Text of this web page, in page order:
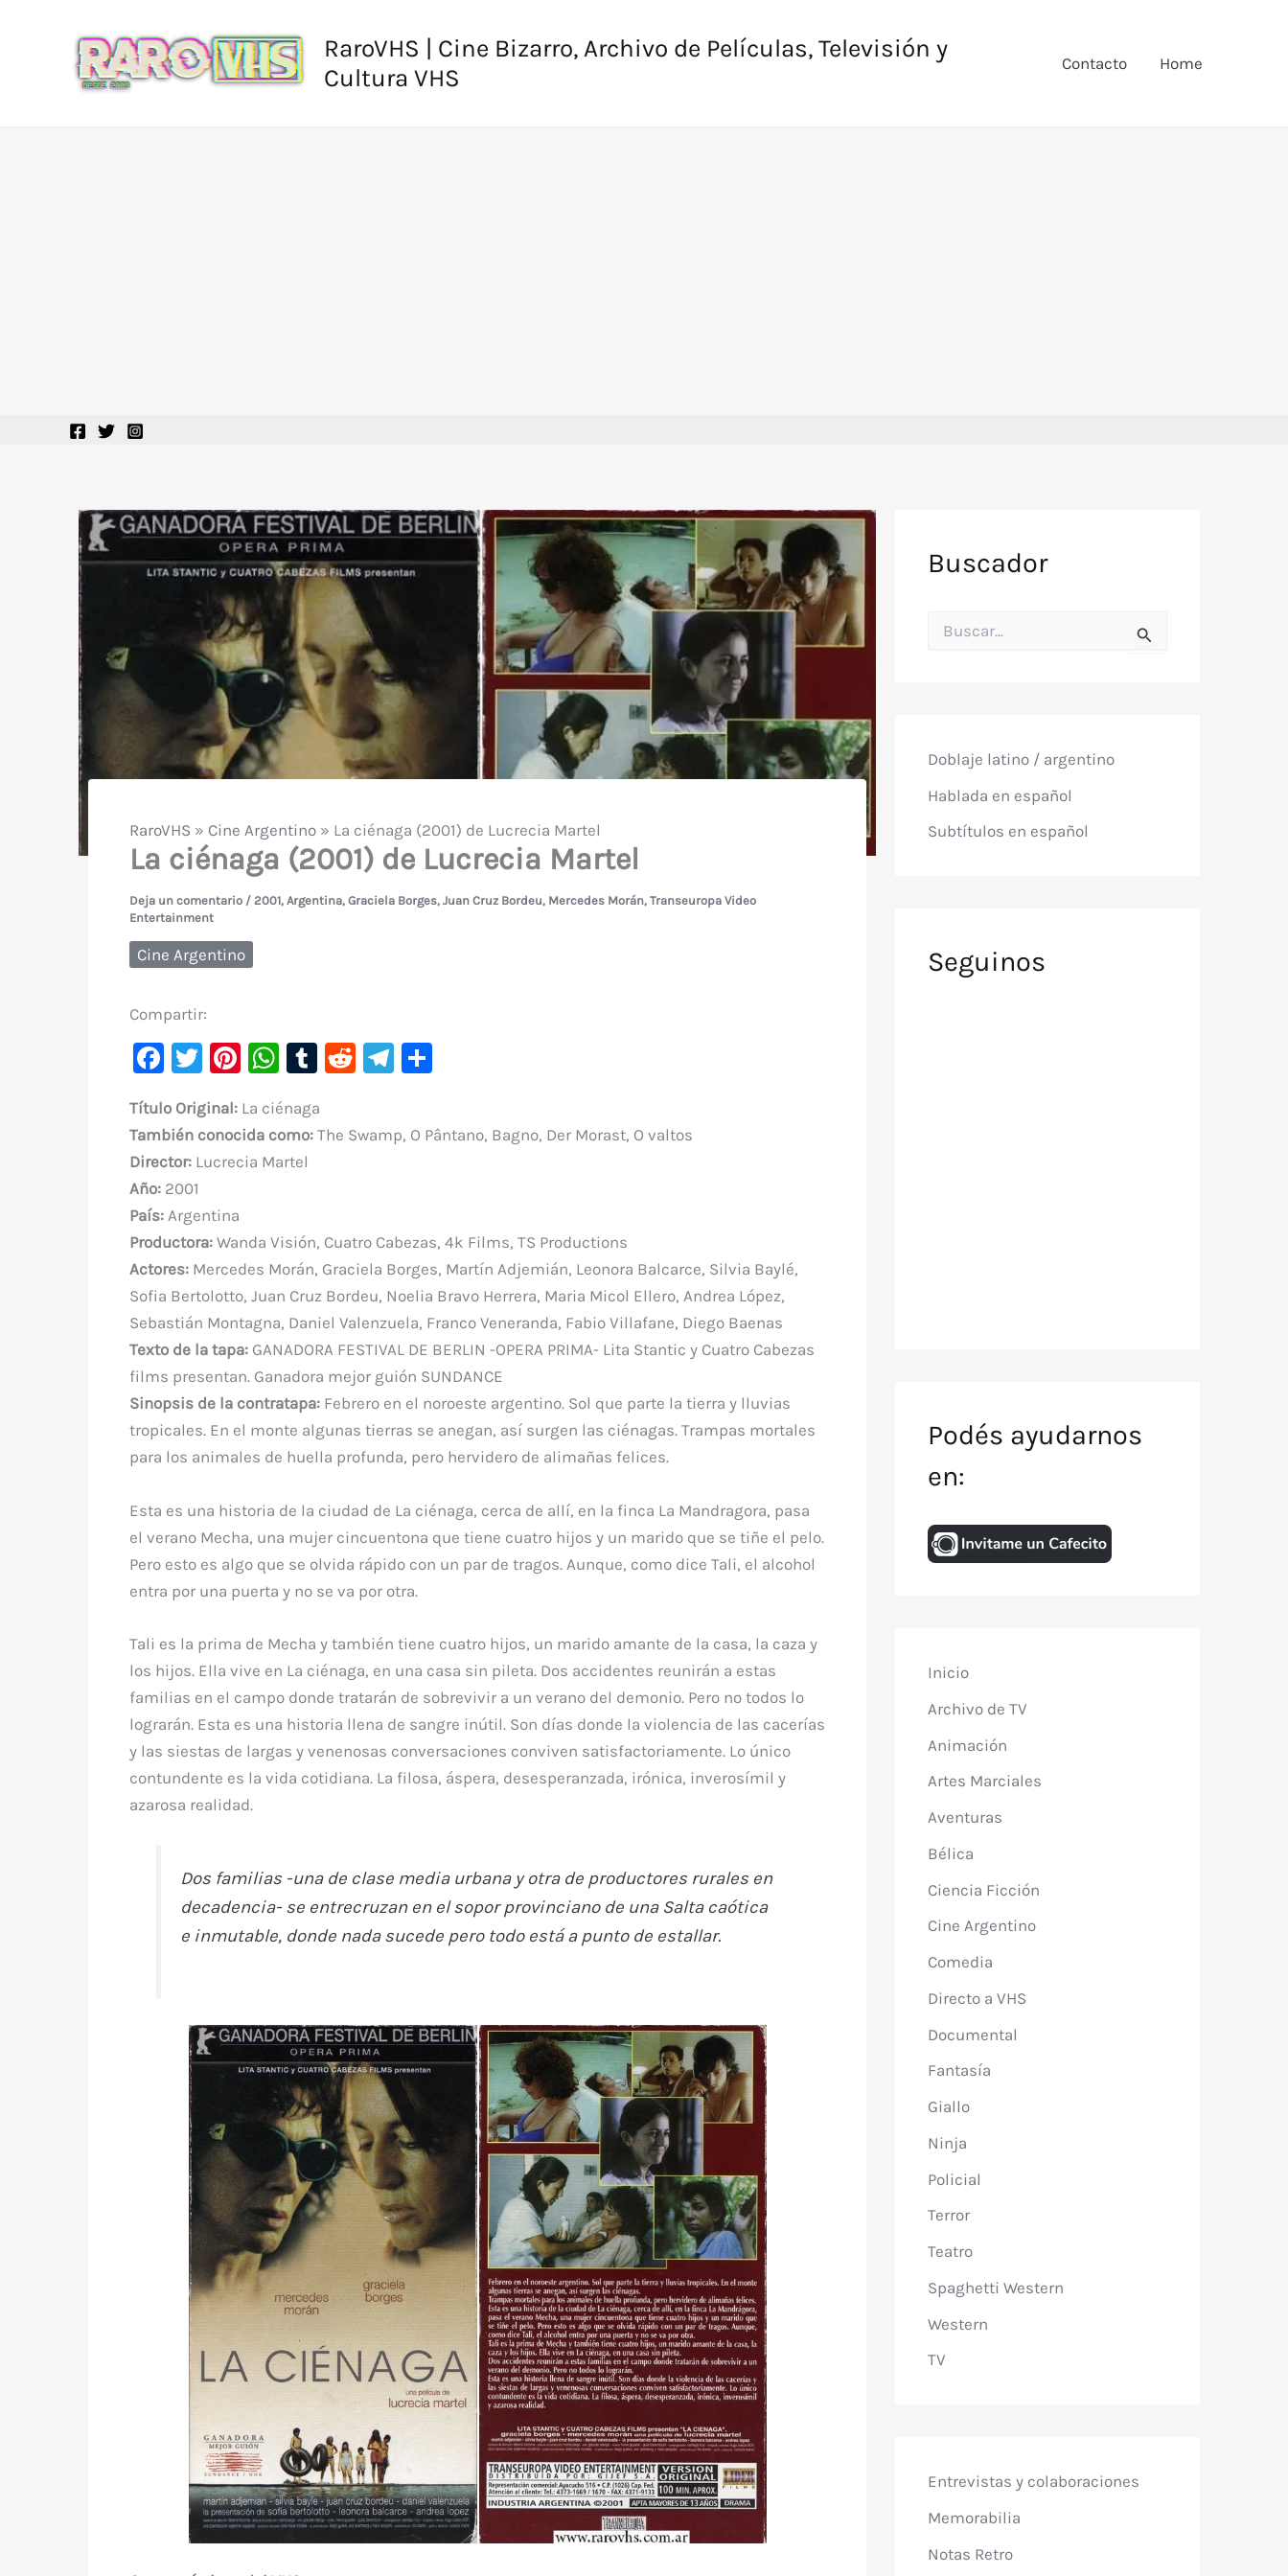
RaroVHS | Cine Bizarro, Archivo de Películas, Televisión y
Cultura VHS
Contacto Home
RaroVHS » Cine Argentino» La ciénaga (2001) de Lucrecia Martel
La ciénaga (2001) de Lucrecia Martel
Deja un comentario / 2001, Argentina, Graciela Borges, Juan Cruz Bordeu, Mercedes Morán, Transeuropa Video
Entertainment
Cine Argentino
Compartir:
F
c
e
b
o
o
k
T
it
te
Pi
er
e
W
at
s
p
T
m
bl
R
di
Te
a
C
m
p
r
Título Original:La ciénaga
También conocida como:The Swamp, O Pântano, Bagno, Der Morast, O valtos
Director: Lucrecia Martel
Año:2001
País:Argentina
Productora:Wanda Visión, Cuatro Cabezas, 4k Films, TS Productions
Actores:Mercedes Morán, Graciela Borges, Martín Adjemián, Leonora Balcarce, Silvia Baylé,
Sofia Bertolotto, Juan Cruz Bordeu, Noelia Bravo Herrera, Maria Micol Ellero, Andrea López,
Sebastián Montagna, Daniel Valenzuela, Franco Veneranda, Fabio Villafane, Diego Baenas
Texto de la tapa:GANADORA FESTIVAL DE BERLIN -OPERA PRIMA- Lita Stantic y Cuatro Cabezas
films presentan. Ganadora mejor guión SUNDANCE
Sinopsis de la contratapa:Febrero en el noroeste argentino. Sol que parte la tierra y lluvias
tropicales. En el monte algunas tierras se anegan, así surgen las ciénagas. Trampas mortales
para los animales de huella profunda, pero hervidero de alimañas felices.
Esta es una historia de la ciudad de La ciénaga, cerca de allí, en la finca La Mandragora, pasa
el verano Mecha, una mujer cincuentona que tiene cuatro hijos y un marido que se tiñe el pelo.
Pero esto es algo que se olvida rápido con un par de tragos. Aunque, como dice Tali, el alcohol
entra por una puerta y no se va por otra.
Tali es la prima de Mecha y también tiene cuatro hijos, un marido amante de la casa, la caza y
los hijos. Ella vive en La ciénaga, en una casa sin pileta. Dos accidentes reunirán a estas
familias en el campo donde tratarán de sobrevivir a un verano del demonio. Pero no todos lo
lograrán. Esta es una historia llena de sangre inútil. Son días donde la violencia de las cacerías
y las siestas de largas y venenosas conversaciones conviven satisfactoriamente. Lo único
contundente es la vida cotidiana. La filosa, áspera, desesperanzada, irónica, inverosímil y
azarosa realidad.
Dos familias -una de clase media urbana y otra de productores rurales en
decadencia- se entrecruzan en el sopor provinciano de una Salta caótica
e inmutable, donde nada sucede pero todo está a punto de estallar.
Buscador
o
:
Doblaje latino / argentino
Hablada en español
Subtítulos en español
Seguinos
Podés ayudarnos
en:
Inicio
Archivo de TV
Animación
Artes Marciales
Aventuras
Bélica
Ciencia Ficción
Cine Argentino
Comedia
Directo a VHS
Documental
Fantasía
Giallo
Ninja
Policial
Terror
Teatro
Spaghetti Western
Western
TV
Entrevistas y colaboraciones
Memorabilia
Notas Retro